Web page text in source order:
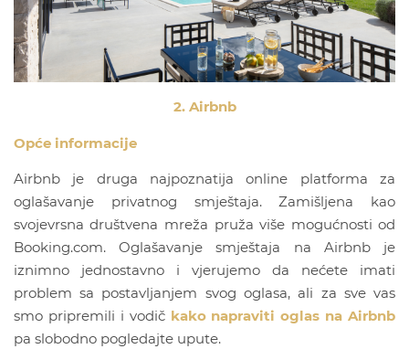
2. Airbnb
Opće informacije
Airbnb je druga najpoznatija online platforma za
oglašavanje privatnog smještaja. Zamišljena kao
svojevrsna društvena mreža pruža više mogućnosti od
Booking.com. Oglašavanje smještaja na Airbnb je
iznimno jednostavno i vjerujemo da nećete imati
problem sa postavljanjem svog oglasa, ali za sve vas
smo pripremili i vodič kako napraviti oglas na Airbnb
pa slobodno pogledajte upute.